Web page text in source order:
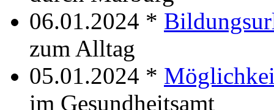
06.01.2024 *
zum Alltag
05.01.2024 *
im Gesundheitsamt